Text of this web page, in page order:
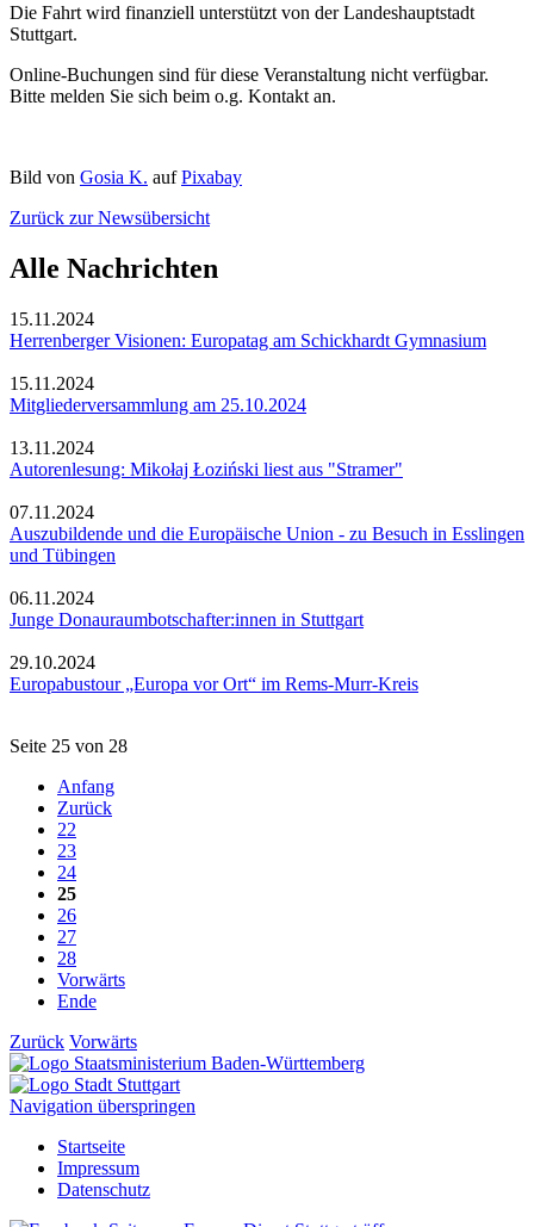
Die Fahrt wird finanziell unterstützt von der Landeshauptstadt
Stuttgart.
Online-Buchungen sind für diese Veranstaltung nicht verfügbar.
Bitte melden Sie sich beim o.g. Kontakt an.
Bild von Gosia K. aufPixabay
Zurück zur Newsübersicht
Alle Nachrichten
15.11.2024
Herrenberger Visionen: Europatag am Schickhardt Gymnasium
15.11.2024
Mitgliederversammlung am 25.10.2024
13.11.2024
Autorenlesung: Mikołaj Łoziński liest aus "Stramer"
07.11.2024
Auszubildende und die Europäische Union - zu Besuch in Esslingen
und Tübingen
06.11.2024
Junge Donauraumbotschafter:innen in Stuttgart
29.10.2024
Europabustour „Europa vor Ort“ im Rems-Murr-Kreis
Seite 25 von 28
Anfang
Zurück
22
23
24
25
26
27
28
Vorwärts
Ende
Zurück Vorwärts
Navigation überspringen
Startseite
Impressum
Datenschutz